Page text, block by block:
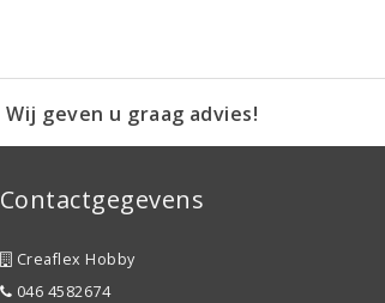
Wij geven u graag advies!
Contactgegevens
Creaflex Hobby
046 4582674